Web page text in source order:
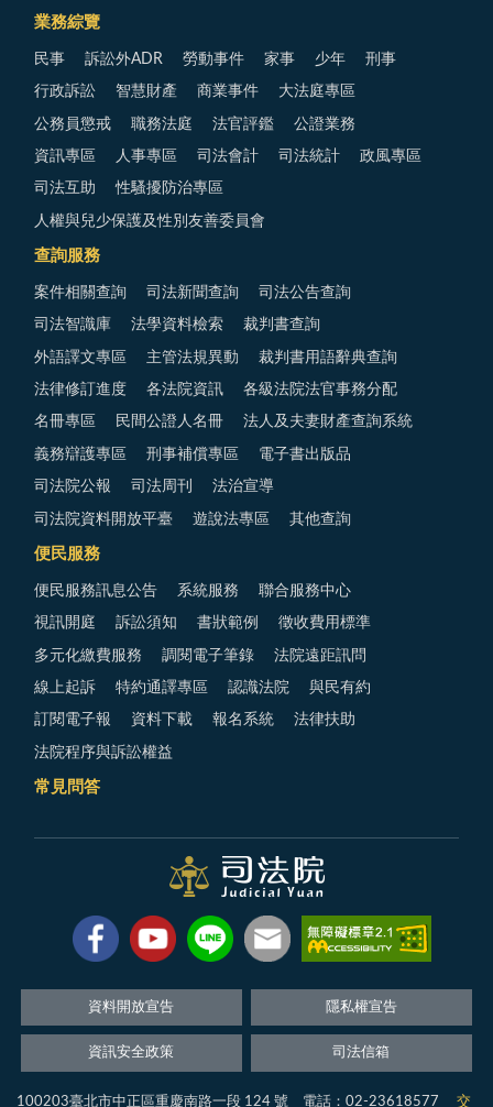
業務綜覽
民事 訴訟外ADR 勞動事件 家事 少年 刑事
行政訴訟 智慧財產 商業事件 大法庭專區
公務員懲戒 職務法庭 法官評鑑 公證業務
資訊專區 人事專區 司法會計 司法統計 政風專區
司法互助 性騷擾防治專區
人權與兒少保護及性別友善委員會
查詢服務
案件相關查詢 司法新聞查詢 司法公告查詢
司法智識庫 法學資料檢索 裁判書查詢
外語譯文專區 主管法規異動 裁判書用語辭典查詢
法律修訂進度 各法院資訊 各級法院法官事務分配
名冊專區 民間公證人名冊 法人及夫妻財產查詢系統
義務辯護專區 刑事補償專區 電子書出版品
司法院公報 司法周刊 法治宣導
司法院資料開放平臺 遊說法專區 其他查詢
便民服務
便民服務訊息公告 系統服務 聯合服務中心
視訊開庭 訴訟須知 書狀範例 徵收費用標準
多元化繳費服務 調閱電子筆錄 法院遠距訊問
線上起訴 特約通譯專區 認識法院 與民有約
訂閱電子報 資料下載 報名系統 法律扶助
法院程序與訴訟權益
常見問答
資料開放宣告 隱私權宣告
資訊安全政策 司法信箱
100203臺北市中正區重慶南路一段 124 號 電話：02-23618577 交